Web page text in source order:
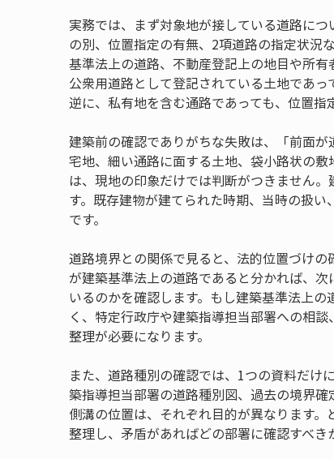
実務では、まず対象地が接している道路に
の別、位置指定の有無、2項道路の指定状況
基準法上の道路、不動産登記上の地目や所有
公衆用道路として登記されている土地であっ
逆に、私有地を含む通路であっても、位置指
建築前の確認でありがちな失敗は、「前面
宅地、細い通路に面する土地、袋小路状の
は、現地の印象だけでは判断がつきません
す。既存建物が建てられた時期、当時の扱
です。
道路境界との関係で見ると、法的位置づけ
が建築基準法上の道路であると分かれば、
いるのかを確認します。もし建築基準法上
く、特定行政庁や建築指導担当部署への相
整理が必要になります。
また、道路種別の確認では、1つの資料だけ
築指導担当部署の道路種別図、過去の境界
側溝の位置は、それぞれ目的が異なります
整理し、矛盾があればどの部署に確認すべき